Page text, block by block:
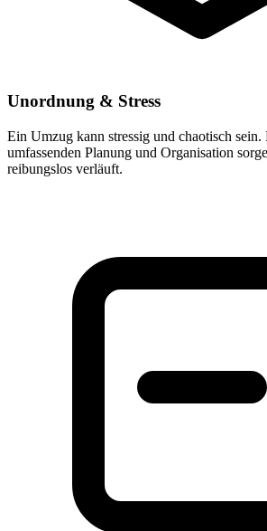
Unordnung & Stress
Ein Umzug kann stressig und chaotisch sein.
umfassenden Planung und Organisation
reibungslos verläuft.